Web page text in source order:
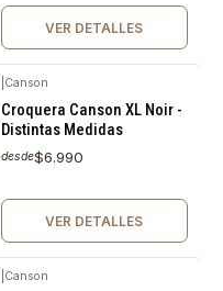
VER DETALLES
Canson
Croquera Canson XL Noir -
Distintas Medidas
desde$6.990
VER DETALLES
Canson